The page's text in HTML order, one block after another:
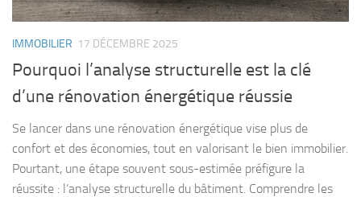
IMMOBILIER 17 DÉCEMBRE 2025
Pourquoi l’analyse structurelle est la clé
d’une rénovation énergétique réussie
Se lancer dans une rénovation énergétique vise plus de
confort et des économies, tout en valorisant le bien immobilier.
Pourtant, une étape souvent sous-estimée préfigure la
réussite : l’analyse structurelle du bâtiment. Comprendre les